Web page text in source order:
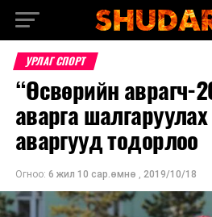
УРЛАГ СПОРТ
“Өсвөрийн аврагч-
аварга
аваргууд тодорлоо
Огноо: 6 жил 10 сар.өмнө , 2019/10/18